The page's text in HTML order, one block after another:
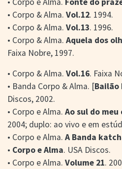
• Corpo & Alma. Vol.12. 1994.
• Corpo & Alma. Vol.13. 1996.
• Corpo & Alma. Aquela dos
Faixa Nobre, 1997.
• Corpo & Alma. Vol.16. Faixa
• Banda Corpo & Alma. [Bailão
Discos, 2002.
• Corpo e Alma. Ao sul do
2004; duplo: ao vivo e em
• Corpo e Alma. A Banda
• Corpo e Alma. USA Discos.
• Corpo e Alma. Volume 21.